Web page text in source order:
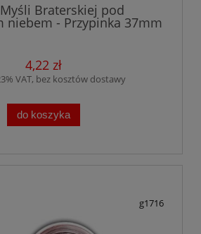
Braterskiej pod
niebem - Przypinka 37mm
4,22 zł
VAT, bez kosztów dostawy
do koszyka
g1716